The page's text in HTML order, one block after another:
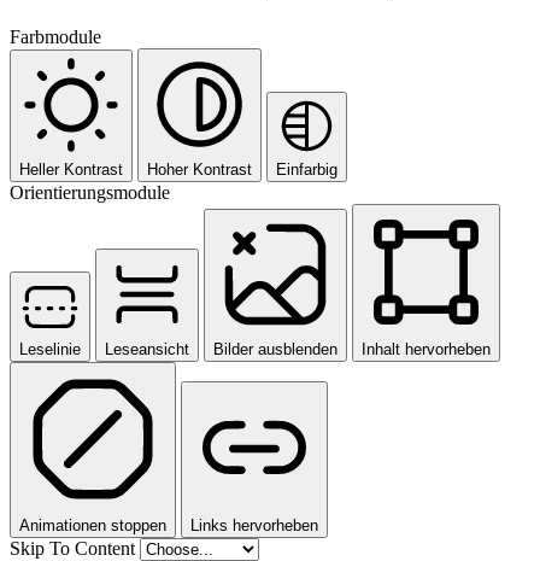
Farbmodule
Heller Kontrast Hoher Kontrast Einfarbig
Orientierungsmodule
Leselinie Leseansicht Bilder ausblenden Inhalt hervorheben
Animationen stoppen Links hervorheben
Skip To Content